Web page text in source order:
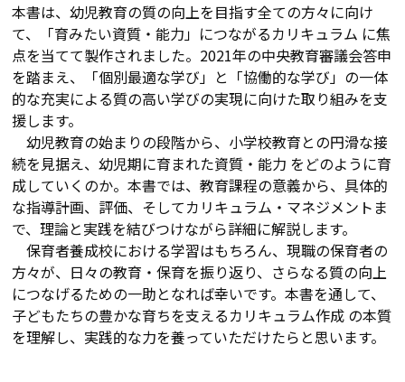
本書は、幼児教育の質の向上を目指す全ての方々に向け
て、「育みたい資質・能力」につながるカリキュラム に焦
点を当てて製作されました。2021年の中央教育審議会答申
を踏まえ、「個別最適な学び」と「協働的な学び」の一体
的な充実による質の高い学びの実現に向けた取り組みを支
援します。
幼児教育の始まりの段階から、小学校教育との円滑な接
続を見据え、幼児期に育まれた資質・能力 をどのように育
成していくのか。本書では、教育課程の意義から、具体的
な指導計画、評価、そしてカリキュラム・マネジメントま
で、理論と実践を結びつけながら詳細に解説します。
保育者養成校における学習はもちろん、現職の保育者の
方々が、日々の教育・保育を振り返り、さらなる質の向上
につなげるための一助となれば幸いです。本書を通して、
子どもたちの豊かな育ちを支えるカリキュラム作成 の本質
を理解し、実践的な力を養っていただけたらと思います。